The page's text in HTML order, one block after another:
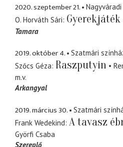
2020. szeptember 21.
O. Horváth Sári Gyerekjáték
Tamara
2019. október 4.
Szatmári
Szőcs Géza Raszputyin
m.v.
Arkangyal
2019. március 30.
Szatmári
Frank Wedekind A tavasz
Györfi Csaba
Szereplő